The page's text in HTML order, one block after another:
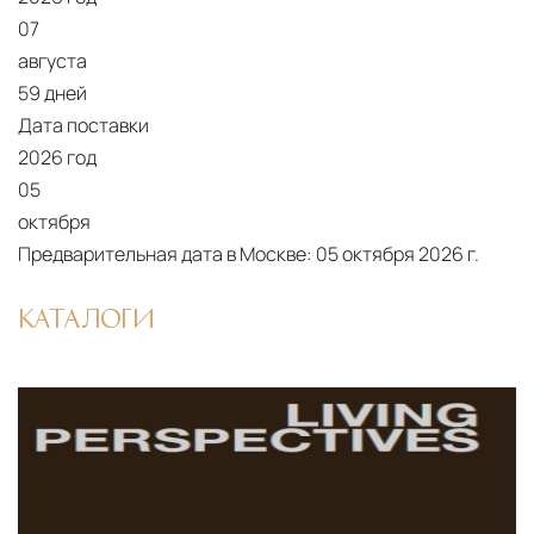
Сроки доставки
дней. Для Московской области сроки зависят
10 рабочих дней. Возможна срочная доставка
ресурсов.
Управление логистикой и контроль
Каждый заказ отслеживается в режиме
мониторинга. Наша команда логистических
специалистов с опытом работы в
международной доставке обеспечивает
07
августа
59 дней
Дата поставки
2026 год
05
октября
Предварительная дата в Москве: 05 октября 2026 г.
КАТАЛОГИ